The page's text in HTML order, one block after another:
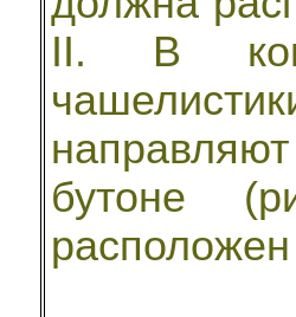
II. В
бутоне